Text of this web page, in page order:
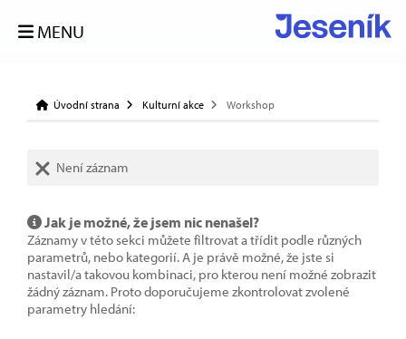
MENU
Úvodní strana Kulturní akce Workshop
Není záznam
Jak je možné, že jsem nic nenašel?
Záznamy v této sekci můžete filtrovat a třídit podle různých
parametrů, nebo kategorií. A je právě možné, že jste si
nastavil/a takovou kombinaci, pro kterou není možné zobrazit
žádný záznam. Proto doporučujeme zkontrolovat zvolené
parametry hledání: